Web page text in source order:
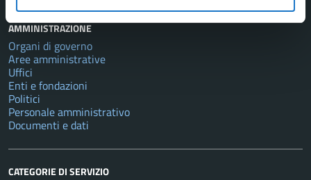
AMMINISTRAZIONE
Organi di governo
Aree amministrative
Uffici
Enti e fondazioni
Politici
Personale amministrativo
Documenti e dati
CATEGORIE DI SERVIZIO